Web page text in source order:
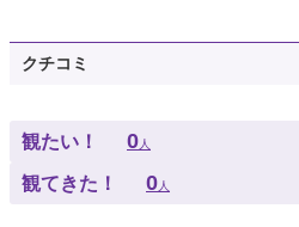
クチコミ
観たい！ 0人
観てきた！ 0人